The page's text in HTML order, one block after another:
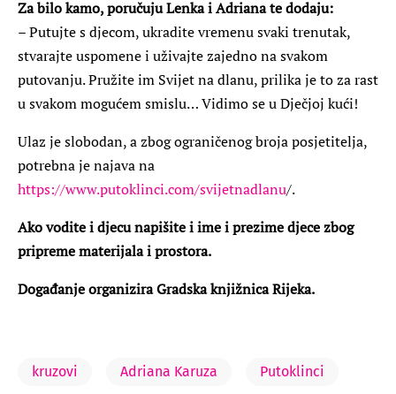
Za bilo kamo, poručuju Lenka i Adriana te dodaju:
– Putujte s djecom, ukradite vremenu svaki trenutak,
stvarajte uspomene i uživajte zajedno na svakom
putovanju. Pružite im Svijet na dlanu, prilika je to za rast
u svakom mogućem smislu… Vidimo se u Dječjoj kući!
Ulaz je slobodan, a zbog ograničenog broja posjetitelja,
potrebna je najava na
https://www.putoklinci.com/svijetnadlanu/.
Ako vodite i djecu napišite i ime i prezime djece zbog
pripreme materijala i prostora.
Događanje organizira Gradska knjižnica Rijeka.
kruzovi Adriana Karuza Putoklinci